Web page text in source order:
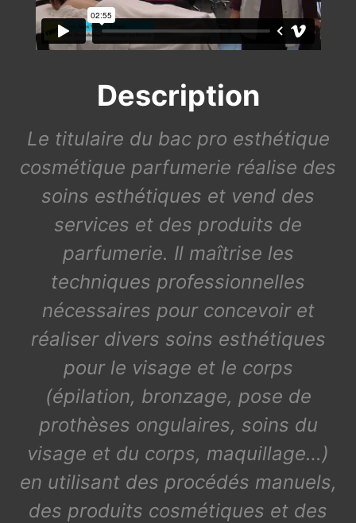
Description
Le titulaire du bac pro esthétique
cosmétique parfumerie réalise des
soins esthétiques et vend des
services et des produits de
parfumerie. Il maîtrise les
techniques professionnelles
nécessaires pour concevoir et
réaliser divers soins esthétiques
pour le visage et le corps
(épilation, bronzage, pose de
prothèses ongulaires, soins du
visage et du corps, maquillage…)
en utilisant des procédés manuels,
des produits cosmétiques et des